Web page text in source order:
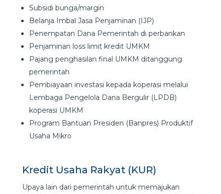
Subsidi bunga/margin
Belanja Imbal Jasa Penjaminan (IJP)
Penempatan Dana Pemerintah di perbankan
Penjaminan loss limit kredit UMKM
Pajang penghasilan final UMKM ditanggung
pemerintah
Pembiayaan investasi kepada koperasi melalui
Lembaga Pengelola Dana Bergulir (LPDB)
koperasi UMKM
Program Bantuan Presiden (Banpres) Produktif
Usaha Mikro
Kredit Usaha Rakyat (KUR)
Upaya lain dari pemerintah untuk memajukan